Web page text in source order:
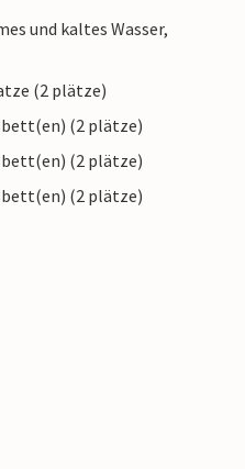
und kaltes Wasser,
(2 plätze)
(2 plätze)
(2 plätze)
(2 plätze)